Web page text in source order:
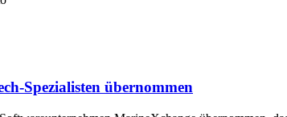
Spezialisten übernommen